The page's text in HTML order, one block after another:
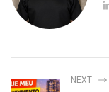
NEXT